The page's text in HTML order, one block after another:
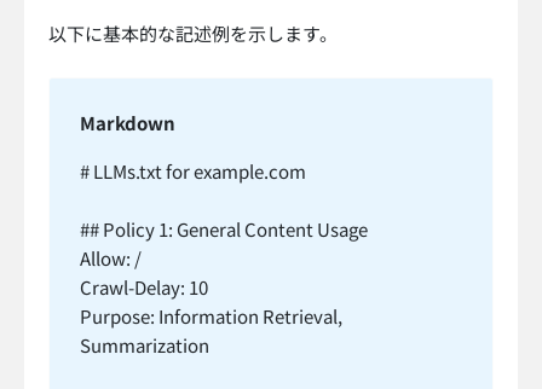
以下に基本的な記述例を示します。
Markdown
# LLMs.txt for example.com
## Policy 1: General Content Usage
Allow: /
Crawl-Delay: 10
Purpose: Information Retrieval,
Summarization